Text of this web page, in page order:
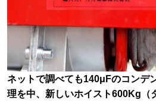
ネットで調べても140μFのコンデ
理を中、新しいホイスト600Kg（